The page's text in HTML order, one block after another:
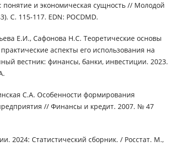
понятие и экономическая сущность // Молодой
С. 115-117. EDN: POCDMD.
Е.И., Сафонова Н.С. Теоретические основы
аспекты его использования на
вестник: финансы, банки, инвестиции. 2023.
С.А. Особенности формирования
// Финансы и кредит. 2007. № 47
2024: Статистический сборник. / Росстат. М.,